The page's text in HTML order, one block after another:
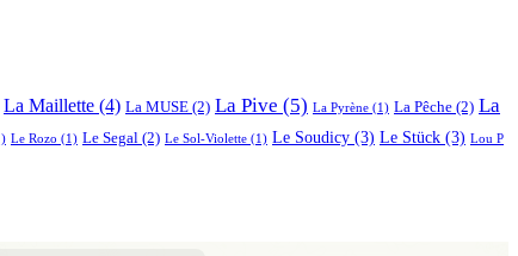
La Maillette (4) La MUSE (2) La Pive (5) La Pyrène (1) La Pêche (2) La
Le Rozo (1) Le Segal (2) Le Sol-Violette (1) Le Soudicy (3) Le Stück (3) Lou P